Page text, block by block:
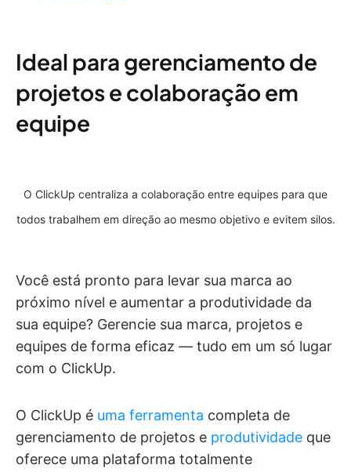
Ideal para gerenciamento de
projetos e colaboração em
equipe
O ClickUp centraliza a colaboração entre equipes para que
todos trabalhem em direção ao mesmo objetivo e evitem silos.
Você está pronto para levar sua marca ao
próximo nível e aumentar a produtividade da
sua equipe? Gerencie sua marca, projetos e
equipes de forma eficaz — tudo em um só lugar
com o ClickUp.
O ClickUp é uma ferramenta completa de
gerenciamento de projetos e produtividade que
oferece uma plataforma totalmente